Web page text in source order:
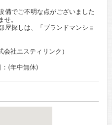
備でご不明な点がございました
。
屋探しは、「ブランドマンショ
社エスティリンク）
(年中無休)